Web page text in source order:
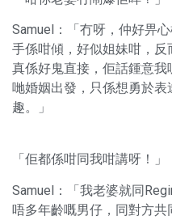
Samuel：「冇呀，仲好畀
手係咁傾，好似姐妹咁，
真係好鬼直接，佢話鍾意
哋婚姻出發，只係想勇於
趣。」
「佢都係咁同我咁講呀！」
Samuel：「我老婆就同
唔多年齡嘅男仔，同對方